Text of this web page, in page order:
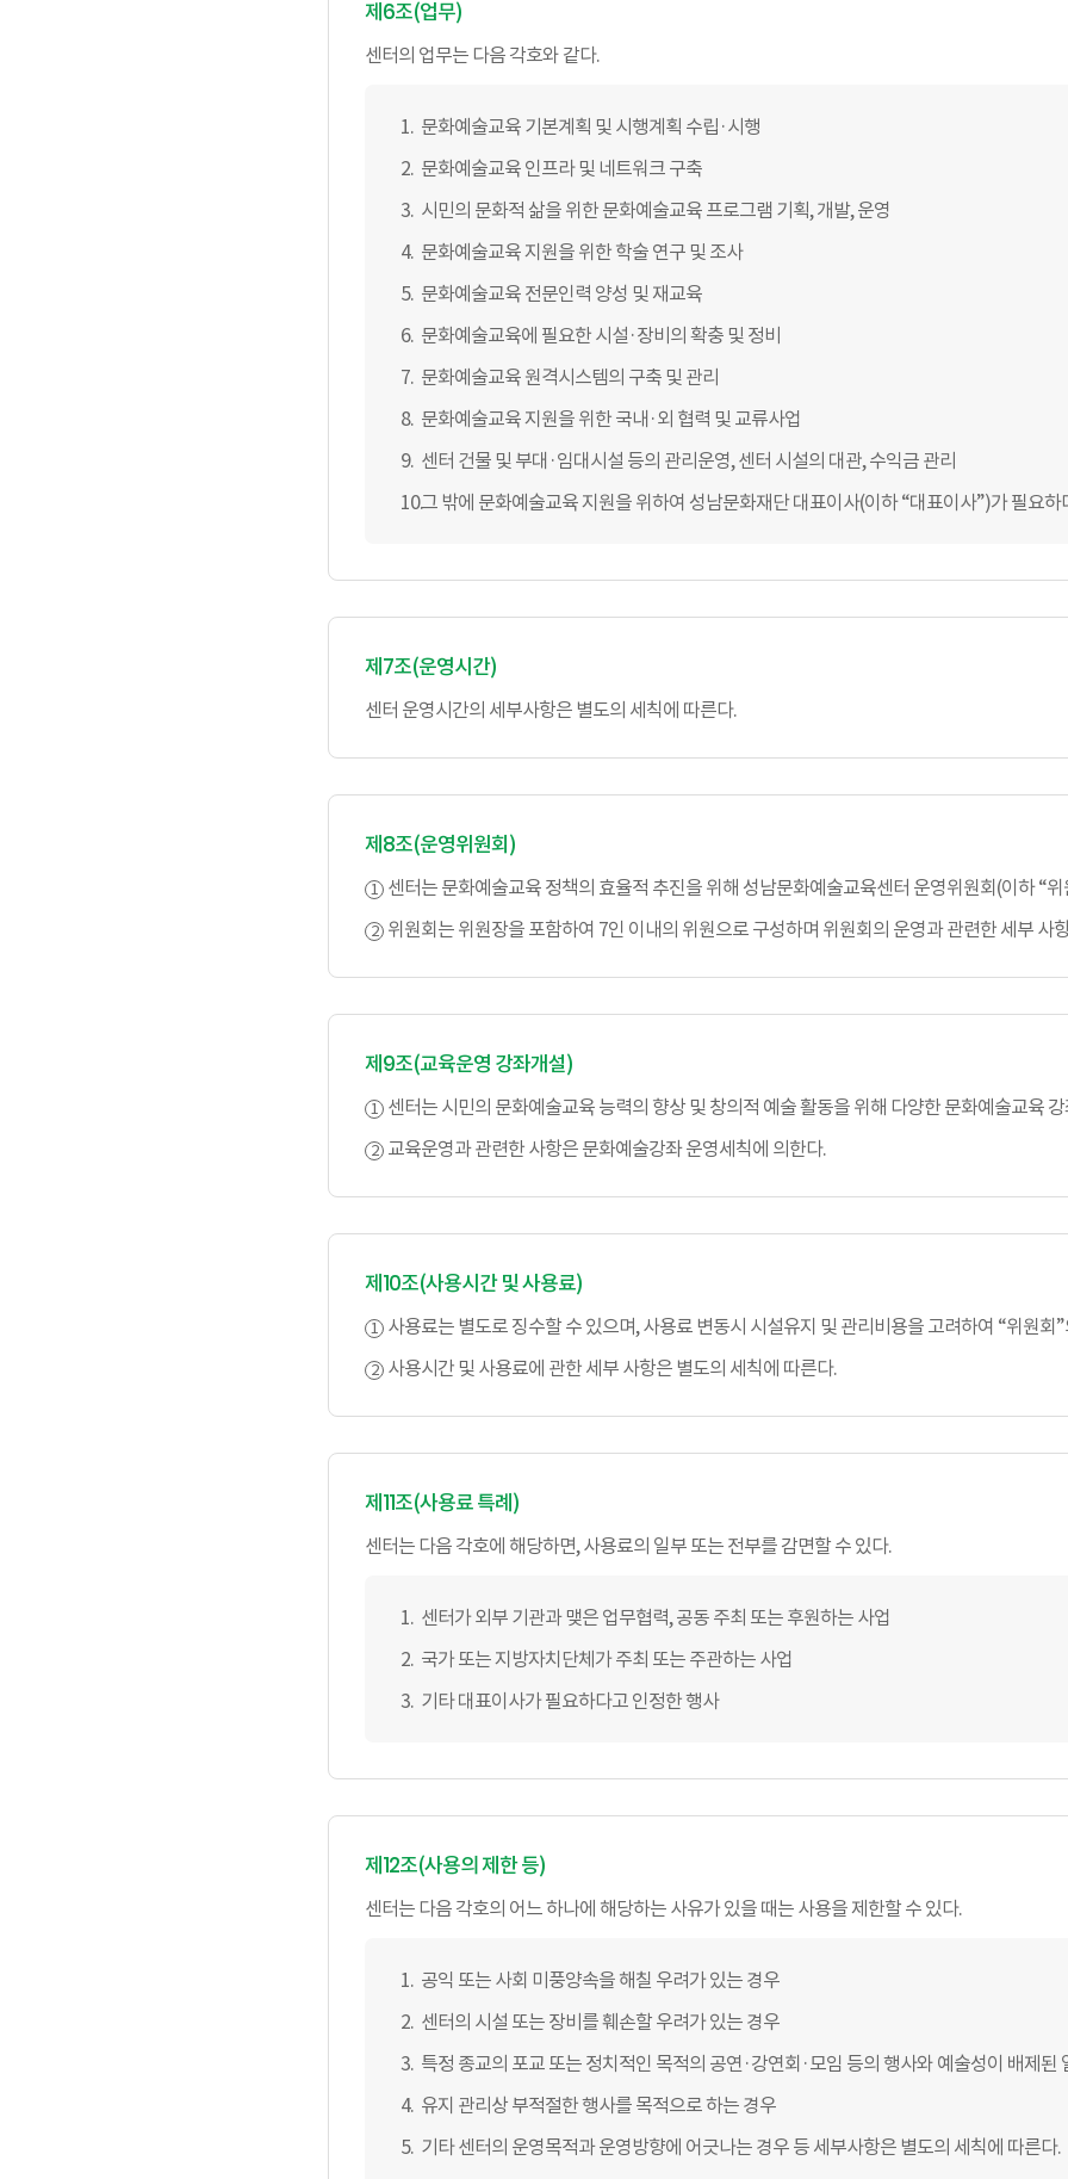
제6조(업무)
센터의 업무는 다음 각호와 같다.
문화예술교육 기본계획 및 시행계획 수립·시행
문화예술교육 인프라 및 네트워크 구축
시민의 문화적 삶을 위한 문화예술교육 프로그램 기획, 개발, 운영
문화예술교육 지원을 위한 학술 연구 및 조사
문화예술교육 전문인력 양성 및 재교육
문화예술교육에 필요한 시설·장비의 확충 및 정비
문화예술교육 원격시스템의 구축 및 관리
문화예술교육 지원을 위한 국내·외 협력 및 교류사업
센터 건물 및 부대·임대시설 등의 관리운영, 센터 시설의 대관, 수익금 관리
그 밖에 문화예술교육 지원을 위하여 성남문화재단 대표이사(이하 “대표이사”)가 필요하
제7조(운영시간)
센터 운영시간의 세부사항은 별도의 세칙에 따른다.
제8조(운영위원회)
센터는 문화예술교육 정책의 효율적 추진을 위해 성남문화예술교육센터 운영위원회(이하 “
위원회는 위원장을 포함하여 7인 이내의 위원으로 구성하며 위원회의 운영과 관련한 세부 사
제9조(교육운영 강좌개설)
센터는 시민의 문화예술교육 능력의 향상 및 창의적 예술 활동을 위해 다양한 문화예술교육
교육운영과 관련한 사항은 문화예술강좌 운영세칙에 의한다.
제10조(사용시간 및 사용료)
사용료는 별도로 징수할 수 있으며, 사용료 변동시 시설유지 및 관리비용을 고려하여 “위원회
사용시간 및 사용료에 관한 세부 사항은 별도의 세칙에 따른다.
제11조(사용료 특례)
센터는 다음 각호에 해당하면, 사용료의 일부 또는 전부를 감면할 수 있다.
센터가 외부 기관과 맺은 업무협력, 공동 주최 또는 후원하는 사업
국가 또는 지방자치단체가 주최 또는 주관하는 사업
기타 대표이사가 필요하다고 인정한 행사
제12조(사용의 제한 등)
센터는 다음 각호의 어느 하나에 해당하는 사유가 있을 때는 사용을 제한할 수 있다.
공익 또는 사회 미풍양속을 해칠 우려가 있는 경우
센터의 시설 또는 장비를 훼손할 우려가 있는 경우
특정 종교의 포교 또는 정치적인 목적의 공연·강연회·모임 등의 행사와 예술성이 배제된
유지 관리상 부적절한 행사를 목적으로 하는 경우
기타 센터의 운영목적과 운영방향에 어긋나는 경우 등 세부사항은 별도의 세칙에 따른다.